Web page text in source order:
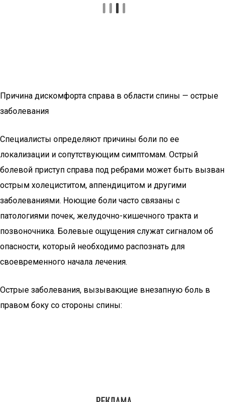
Причина дискомфорта справа в области спины — острые
заболевания
Специалисты определяют причины боли по ее
локализации и сопутствующим симптомам. Острый
болевой приступ справа под ребрами может быть вызван
острым холециститом, аппендицитом и другими
заболеваниями. Ноющие боли часто связаны с
патологиями почек, желудочно-кишечного тракта и
позвоночника. Болевые ощущения служат сигналом об
опасности, который необходимо распознать для
своевременного начала лечения.
Острые заболевания, вызывающие внезапную боль в
правом боку со стороны спины: